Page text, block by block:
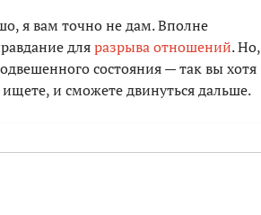
я вам точно не дам. Вполне
дляразрыва отношений. Но,
состояния — так вы хотя
и сможете двинуться дальше.